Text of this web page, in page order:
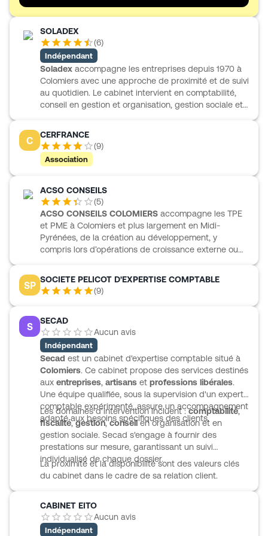
SOLADEX
(6)
Indépendant
Soladex accompagne les entreprises depuis 1970 à
Colomiers avec une approche de proximité et de suivi
au quotidien. Le cabinet intervient en comptabilité,
conseil en gestion et organisation, gestion sociale et
s’adresse à une clientèle variée composée
notamment de professions libérales, d’artisans, de
commerçants, de TPE, de PME et de sociétés
propose un accompagnement personnalisé formalisé
dans une lettre de mission, avec des outils
informatiques pensés pour alléger la gestion de
l’entreprise.
C
CERFRANCE
(9)
Association
ACSO CONSEILS
(5)
ACSO CONSEILS COLOMIERS accompagne les TPE
et PME à Colomiers et plus largement en Midi-
Pyrénées, de la création au développement, y
compris lors d’opérations de croissance externe ou
aux comptes, fiscalité, paie, assistance juridique et
due diligence. Son accompagnement peut aller
financières. ACSO CONSEILS COLOMIERS intervient
auprès d’activités variées, des industries aux
professions libérales, avec aussi une pratique dédiée
au secteur public et un appui spécifique aux
entreprises étrangères grâce à une équipe
quadrilingue.
SP
SOCIETE PELICOT D'EXPERTISE COMPTABLE
(9)
S
SECAD
Aucun avis
Indépendant
Secad est un cabinet d'expertise comptable situé à
Colomiers. Ce cabinet propose des services destinés
aux entreprises, artisans et professions libérales.
Une équipe qualifiée, sous la supervision d'un expert-
comptable expérimenté, assure un accompagnement
adapté aux besoins spécifiques des clients.
Les domaines d'intervention incluent :comptabilité,
fiscalité,gestion,conseilen organisation et en
gestion sociale. Secad s'engage à fournir des
prestations sur mesure, garantissant un suivi
individualisé de chaque dossier.
La proximité et la disponibilité sont des valeurs clés
du cabinet dans le cadre de sa relation client.
CABINET EITO
Aucun avis
Indépendant